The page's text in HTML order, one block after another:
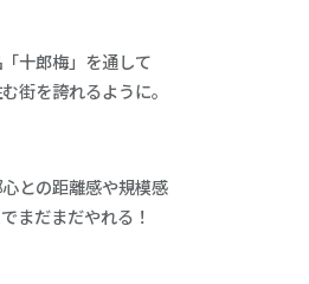
十郎梅」を通して
街を誇れるように。
との距離感や規模感
まだまだやれる！